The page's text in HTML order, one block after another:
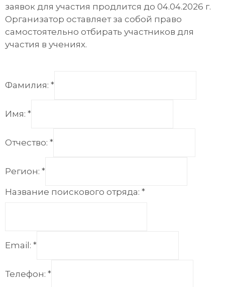
заявок для участия продлится до 04.04.2026 г.
Организатор оставляет за собой право
самостоятельно отбирать участников для
участия в учениях.
Фамилия: *
Имя: *
Отчество: *
Регион: *
Название поискового отряда: *
Email: *
Телефон: *